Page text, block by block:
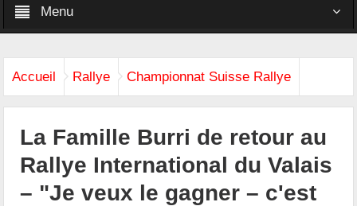
Menu
Accueil Rallye Championnat Suisse Rallye
La Famille Burri de retour au
Rallye International du Valais
– "Je veux le gagner – c'est